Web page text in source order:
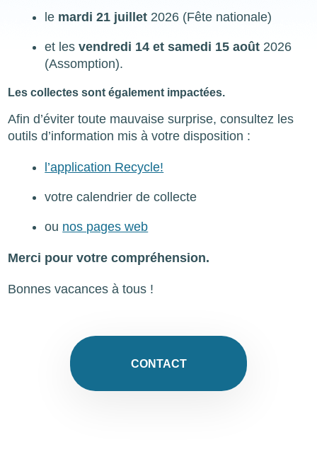
le mardi 21 juillet 2026 (Fête nationale)
et lesvendredi 14 et samedi 15 août 2026
(Assomption).
Les collectes sont également impactées.
Afin d’éviter toute mauvaise surprise, consultez les
outils d’information mis à votre disposition :
l’application Recycle!
votre calendrier de collecte
ou nos pages web
Merci pour votre compréhension.
Bonnes vacances à tous !
CONTACT